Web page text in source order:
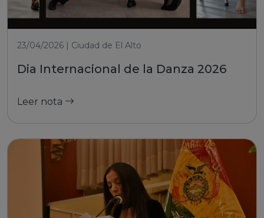
23/04/2026 | Ciudad de El Alto
Dia Internacional de la Danza 2026
Leer nota